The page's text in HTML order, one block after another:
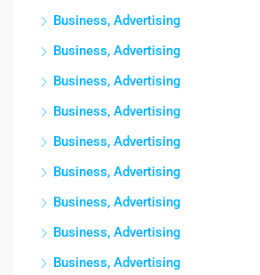
Business, Advertising
Business, Advertising
Business, Advertising
Business, Advertising
Business, Advertising
Business, Advertising
Business, Advertising
Business, Advertising
Business, Advertising